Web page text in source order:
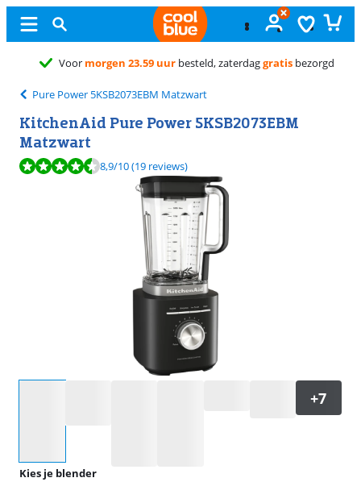
Gratisruilen
Pure Power 5KSB2073EBM Matzwart
KitchenAid Pure Power 5KSB2073EBM
Matzwart
Beoordeling is 8,9 van de 10, gebaseerd op 19 reviews.
8,9/10(19 reviews)
Kies je blender